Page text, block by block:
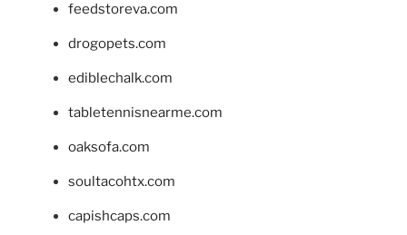
feedstoreva.com
drogopets.com
ediblechalk.com
tabletennisnearme.com
oaksofa.com
soultacohtx.com
capishcaps.com